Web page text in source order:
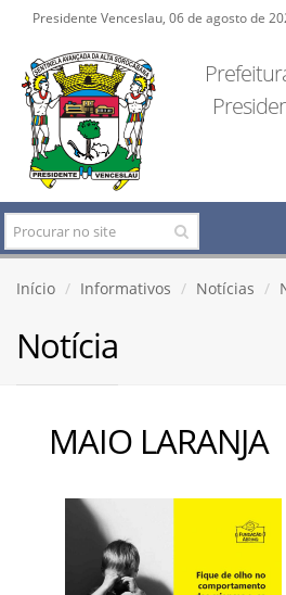
Presidente Venceslau, 06 de agosto de
Início Informativos Notícias
Notícia
MAIO LARANJA